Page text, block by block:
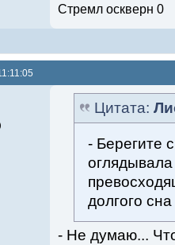
Стремл оскверн 0
Цитата:
- Берегите
долгого
- Не думаю...